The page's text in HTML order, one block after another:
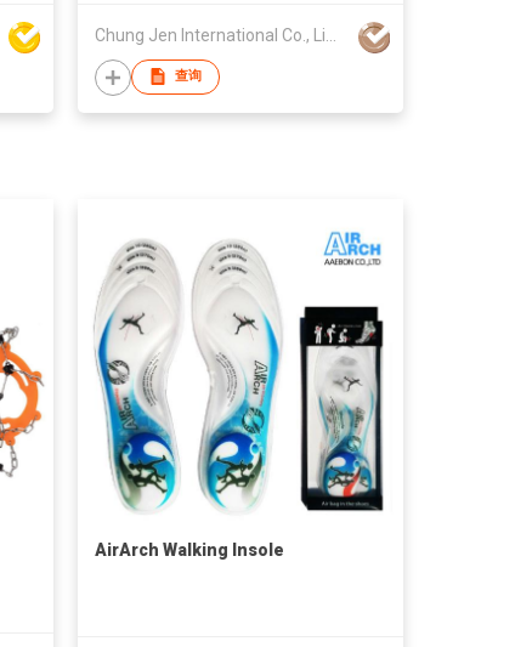
查询
AirArch Walking Insole